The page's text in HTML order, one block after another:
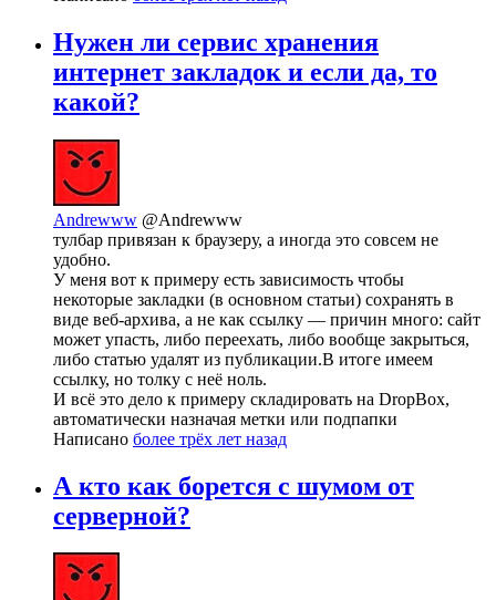
Нужен ли сервис хранения
интернет закладок и если да, то
какой?
Andrewww @Andrewww
тулбар привязан к браузеру, а иногда это совсем не
удобно.
У меня вот к примеру есть зависимость чтобы
некоторые закладки (в основном статьи) сохранять в
виде веб-архива, а не как ссылку — причин много: сайт
может упасть, либо переехать, либо вообще закрыться,
либо статью удалят из публикации.В итоге имеем
ссылку, но толку с неё ноль.
И всё это дело к примеру складировать на DropBox,
автоматически назначая метки или подпапки
Написано более трёх лет назад
А кто как борется с шумом от
серверной?